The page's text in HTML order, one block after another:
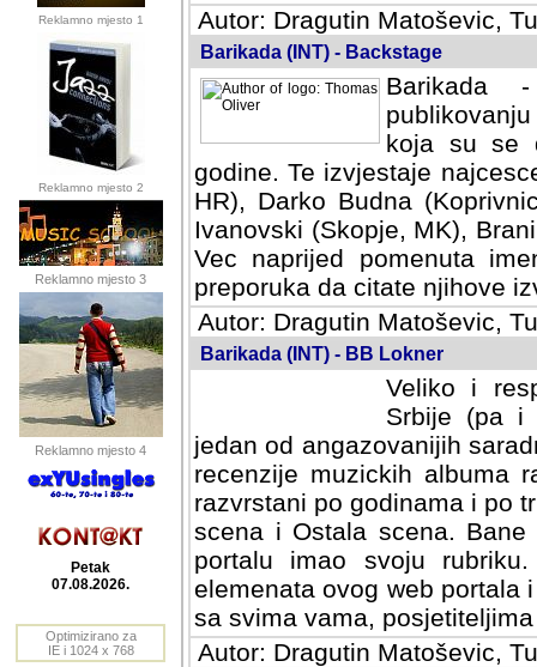
Reklamno mjesto 1
Reklamno mjesto 2
Reklamno mjesto 3
Reklamno mjesto 4
Petak
07.08.2026.
Optimizirano za
IE i 1024 x 768
Autor: Dragutin Matoševic,
Barikada (INT) - Backstage
Barikada
koja su se
godine. Te izvjestaje
HR), Darko Budna
Ivanovski (Skopje, MK),
Vec naprijed pomenuta
preporuka da citate njihove
Autor: Dragutin Matoševic,
Barikada (INT) - BB Lokner
Veliko i
Srbije (pa i
jedan od angazovanijih
recenzije muzickih albuma
razvrstani po godinama i po
scena i Ostala scena.
portalu imao svoju
elemenata ovog web portala
sa svima vama,
Autor: Dragutin Matoševic,